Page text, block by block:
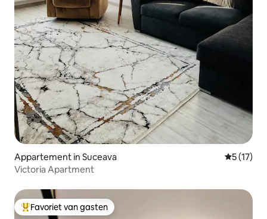
Appartement in Suceava
5 (17)
Victoria Apartment
Topfavoriet van gasten
Favoriet van gasten